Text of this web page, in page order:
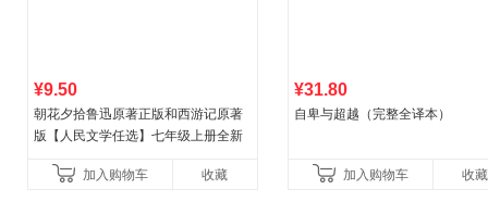
¥9.50
朝花夕拾鲁迅原著正版和西游记原著
版【人民文学任选】七年级上册全新
中名著语文书目初一课外阅
加入购物车 收藏
¥31.80
自卑与超越（完整全译本）
加入购物车 收藏